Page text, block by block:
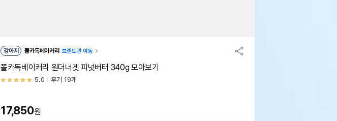
강아지 폴카독베이커리 브랜드관 이동
폴카독베이커리 원더너겟 피넛버터 340g 모아보기
5.0 후기 19개
17,850원